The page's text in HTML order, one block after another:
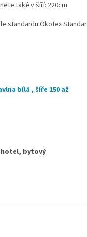
také v šíří: 220cm
standardu Ökotex
bílá , šíře 150 až
bytový